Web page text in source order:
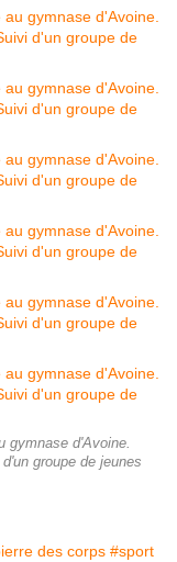
gymnase d'Avoine.
groupe de jeunes
des corps #sport